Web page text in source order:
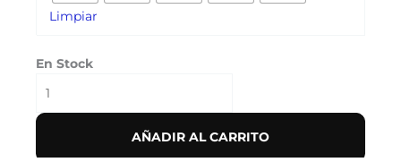
Limpiar
En Stock
AÑADIR AL CARRITO